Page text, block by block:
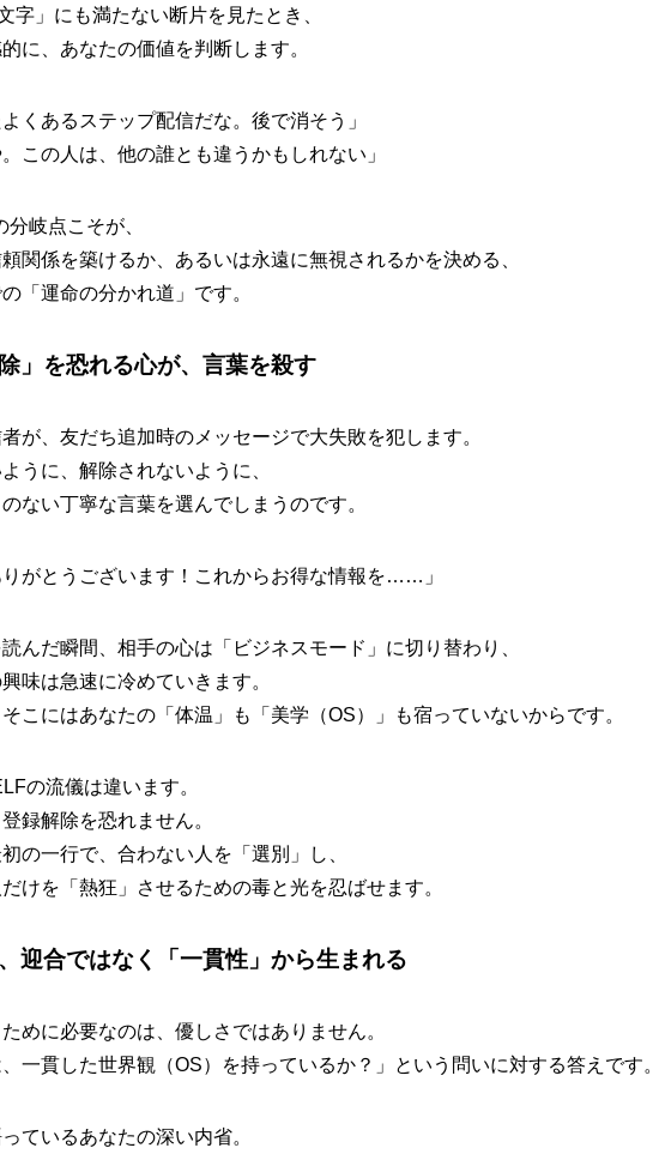
字」にも満たない断片を見たとき、
に、あなたの価値を判断します。
よくあるステップ配信だな。後で消そう」
この人は、他の誰とも違うかもしれない」
分岐点こそが、
関係を築けるか、あるいは永遠に無視されるかを決める、
「運命の分かれ道」です。
除」を恐れる心が、言葉を殺す
が、友だち追加時のメッセージで大失敗を犯します。
うに、解除されないように、
ない丁寧な言葉を選んでしまうのです。
りがとうございます！これからお得な情報を……」
んだ瞬間、相手の心は「ビジネスモード」に切り替わり、
味は急速に冷めていきます。
こにはあなたの「体温」も「美学（OS）」も宿っていないからです。
の流儀は違います。
録解除を恐れません。
の一行で、合わない人を「選別」し、
けを「熱狂」させるための毒と光を忍ばせます。
迎合ではなく「一貫性」から生まれる
めに必要なのは、優しさではありません。
、一貫した世界観（OS）を持っているか？」という問いに対する答えです。
ているあなたの深い内省。